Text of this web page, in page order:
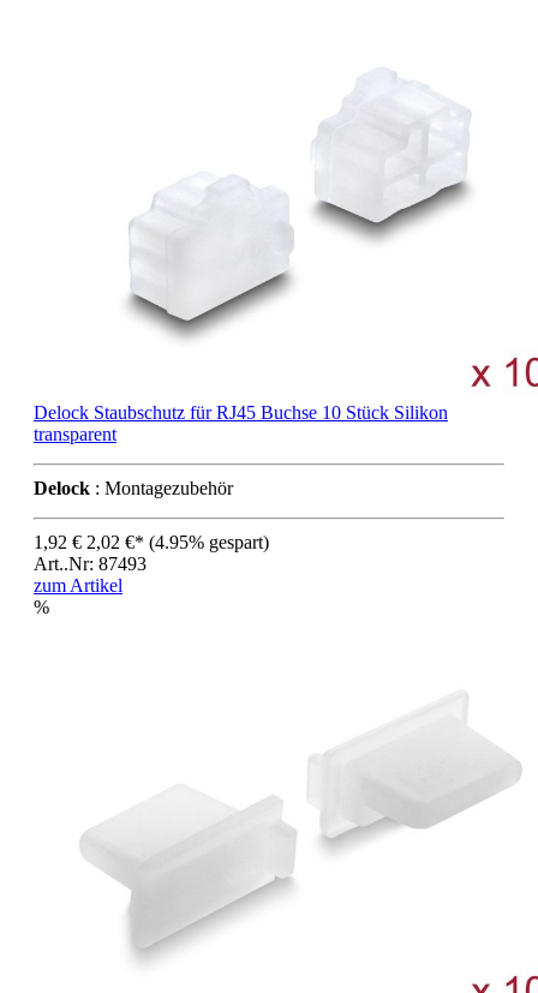
Delock Staubschutz für RJ45 Buchse 10 Stück Silikon
transparent
Delock : Montagezubehör
1,92 € 2,02 €* (4.95% gespart)
Art..Nr: 87493
zum Artikel
%